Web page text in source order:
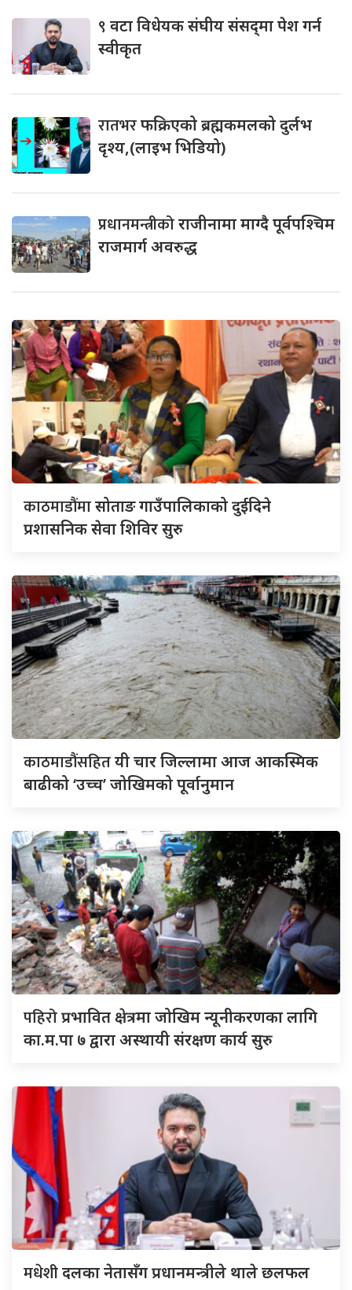
९ वटा विधेयक संघीय संसद्‌मा पेश गर्न
स्वीकृत
रातभरफक्रिएको ब्रह्मकमलको दुर्लभ
दृश्य,(लाइभ भिडियो)
प्रधानमन्त्रीकोराजीनामा माग्दै पूर्वपश्चिम
राजमार्ग अवरुद्ध
काठमाडौंमासोताङ गाउँपालिकाको दुईदिने
प्रशासनिक सेवा शिविर सुरु
काठमाडौंसहितयी चार जिल्लामा आज आकस्मिक
बाढीको ‘उच्च’ जोखिमको पूर्वानुमान
पहिरोप्रभावित क्षेत्रमा जोखिम न्यूनीकरणका लागि
का.म.पा ७ द्वारा अस्थायी संरक्षण कार्य सुरु
मधेशीदलका नेतासँग प्रधानमन्त्रीले थाले छलफल